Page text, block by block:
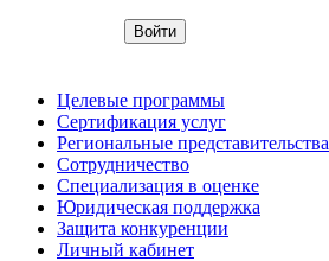
Целевые программы
Сертификация услуг
Региональные представительства
Сотрудничество
Специализация в оценке
Юридическая поддержка
Защита конкуренции
Личный кабинет